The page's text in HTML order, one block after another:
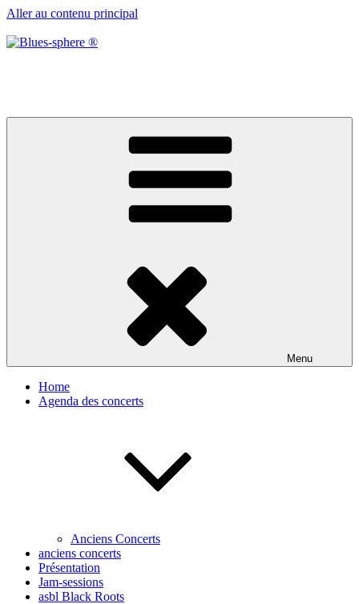
Aller au contenu principal
Menu
Home
Agenda des concerts
Anciens Concerts
anciens concerts
Présentation
Jam-sessions
asbl Black Roots